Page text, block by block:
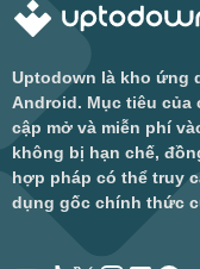
Uptodown là kho ứng
Android. Mục tiêu
cập mở và miễn phí
không bị hạn chế,
hợp pháp có thể truy
dụng gốc chính thức